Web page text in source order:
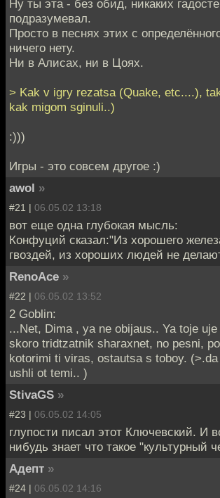
Ну ты эта - без обид, никаких
подразумевал.
Просто в песнях этих с
ничего нету.
Ни в Алисах, ни в Цоях.
> Kak v igry rezatsa (Quake, etc....),
kak migom sginuli..)
:)))
Игры - это совсем другое :)
awol »
#21 | 06.05.02 13:18
вот еще одна глубокая мысль:
Конфуций сказал:"Из хорошего
гвоздей, из хороших людей не
RenoAce »
#22 | 06.05.02 13:52
2 Goblin:
...Net, Dima , ya ne obijaus.. Ya toje
skoro tridtzatnik sharaxnet, no pesni,
kotorimi ti viras, ostautsa s toboy.
ushli ot temi.. )
StivaGS »
#23 | 06.05.02 14:05
глупости писал этот Ключевский. И
нибудь знает что такое "культурный
Адепт »
#24 | 06.05.02 14:16